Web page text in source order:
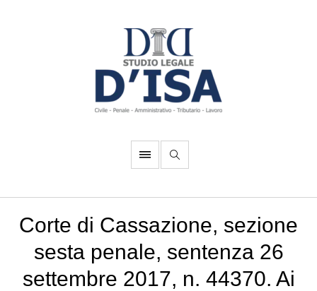
Corte di Cassazione, sezione
sesta penale, sentenza 26
settembre 2017, n. 44370. Ai